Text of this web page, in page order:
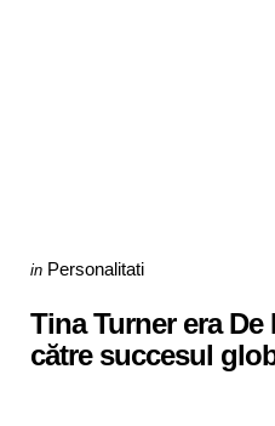
Categories
Posted
in Personalitati
Tina Turner era De
către succesul